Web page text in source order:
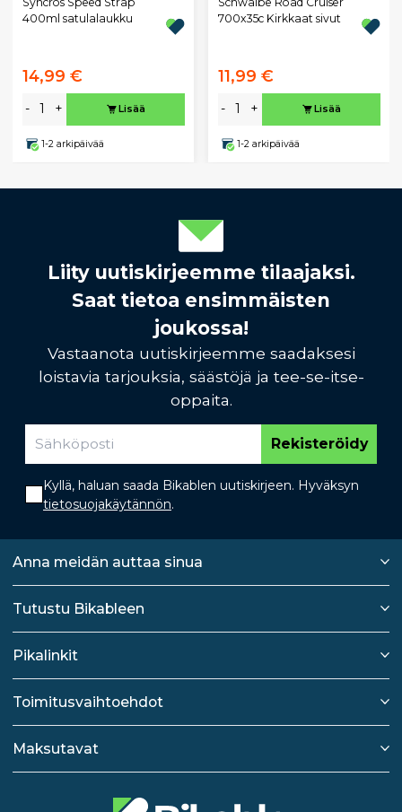
400ml satulalaukku
14,99 €
- + Lisää
1-2 arkipäivää
700x35c Kirkkaat sivut
11,99 €
- + Lisää
1-2 arkipäivää
Liity uutiskirjeemme tilaajaksi.
Saat tietoa ensimmäisten
joukossa!
Vastaanota uutiskirjeemme saadaksesi
loistavia tarjouksia, säästöjä ja tee-se-itse-
oppaita.
Rekisteröidy
Kyllä, haluan saada Bikablen uutiskirjeen. Hyväksyn
tietosuojakäytännön.
Anna meidän auttaa sinua
Tutustu Bikableen
Pikalinkit
Toimitusvaihtoehdot
Maksutavat